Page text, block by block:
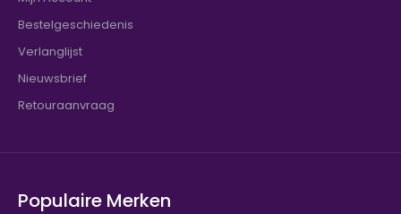
Bestelgeschiedenis
Verlanglijst
Nieuwsbrief
Retouraanvraag
Populaire Merken